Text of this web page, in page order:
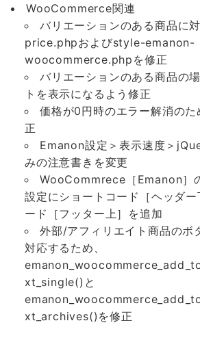
WooCommerce関連
バリエーションのある商品に
price.phpおよびstyle-emanon-
woocommerce.phpを修正
バリエーションのある商品の
トを表示になるよう修正
価格が0円時のエラー解消の
正
Emanon設定＞表示速度＞
みの注意書きを変更
WooCommrece［Emanon］
設定にショートコード［ヘッダ
ード［フッター上］を追加
外部/アフィリエイト商品のボ
対応するため、
xt_single()と
xt_archives()を修正